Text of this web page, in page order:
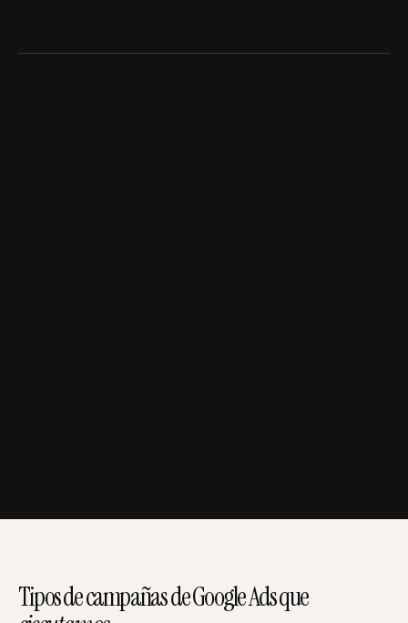
Tipos de campañas de Google Ads que